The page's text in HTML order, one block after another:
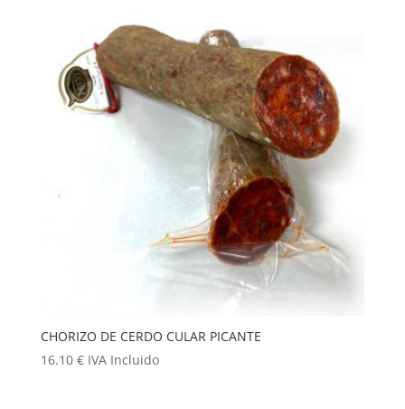
CHORIZO DE CERDO CULAR PICANTE
16.10 € IVA Incluido